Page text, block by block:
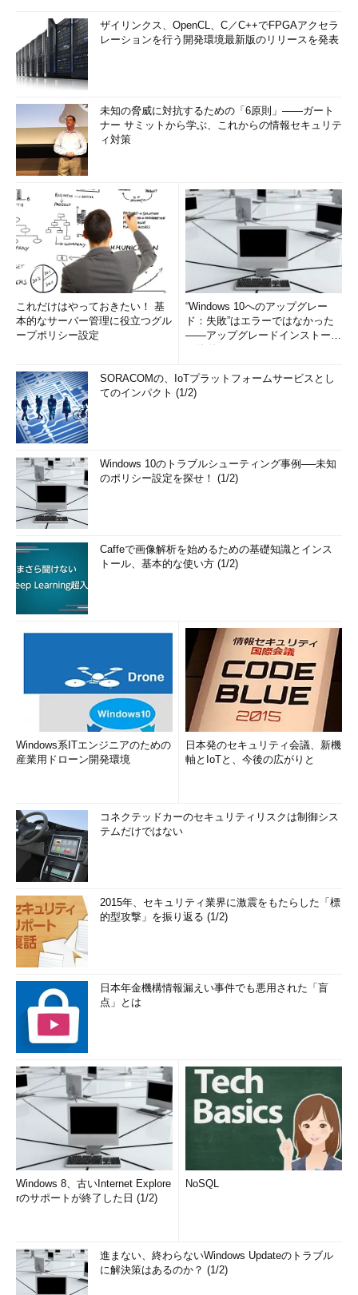
ザイリンクス、OpenCL、C／C++でFPGAアクセラ
レーションを行う開発環境最新版のリリースを発表
未知の脅威に対抗するための「6原則」――ガート
ナー サミットから学ぶ、これからの情報セキュリテ
ィ対策
これだけはやっておきたい！ 基
本的なサーバー管理に役立つグル
ープポリシー設定
“Windows 10へのアップグレー
ド：失敗”はエラーではなかった
――アップグレードインストール
SORACOMの、IoTプラットフォームサービスとし
てのインパクト (1/2)
Windows 10のトラブルシューティング事例──未知
のポリシー設定を探せ！ (1/2)
Caffeで画像解析を始めるための基礎知識とインス
トール、基本的な使い方 (1/2)
Windows系ITエンジニアのための
産業用ドローン開発環境
日本発のセキュリティ会議、新機
軸とIoTと、今後の広がりと
コネクテッドカーのセキュリティリスクは制御シス
テムだけではない
2015年、セキュリティ業界に激震をもたらした「標
的型攻撃」を振り返る (1/2)
日本年金機構情報漏えい事件でも悪用された「盲
点」とは
Windows 8、古いInternet Explore
rのサポートが終了した日 (1/2)
NoSQL
進まない、終わらないWindows Updateのトラブル
に解決策はあるのか？ (1/2)